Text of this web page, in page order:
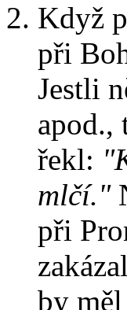
Když
při
Jestli
apod.,
řekl:
mlčí."
při
by